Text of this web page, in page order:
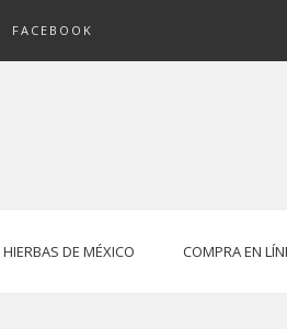
FACEBOOK
HIERBAS DE MÉXICO COMPRA EN